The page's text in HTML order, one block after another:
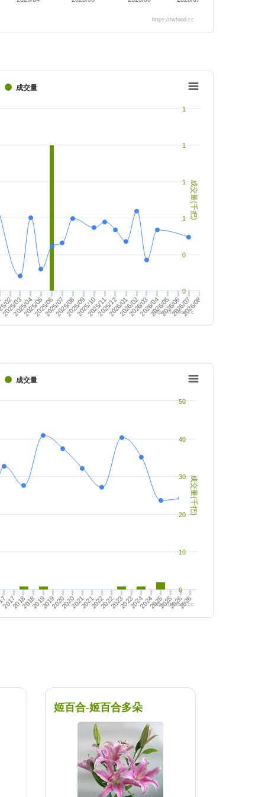
https://twfood.cc
成交量(千把)
成交量
02
2025/032025/042025/052025/062025/072025/082025/092025/102025/112025/122026/012026/022026/032026/042026/052026/062026/072026/08
0
0
1
1
1
1
https://twfood.cc
成交量(千把)
成交量
2017201820182019201920202020202120212022202220232023202420242025202520262026
0
10
20
30
40
50
https://twfood.cc
姬百合-姬百合多朵